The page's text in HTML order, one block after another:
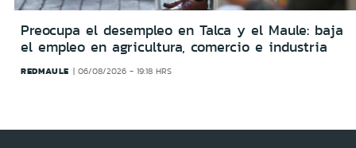
Preocupa el desempleo en Talca y el Maule: baja
el empleo en agricultura, comercio e industria
REDMAULE 06/08/2026 - 19:18 HRS